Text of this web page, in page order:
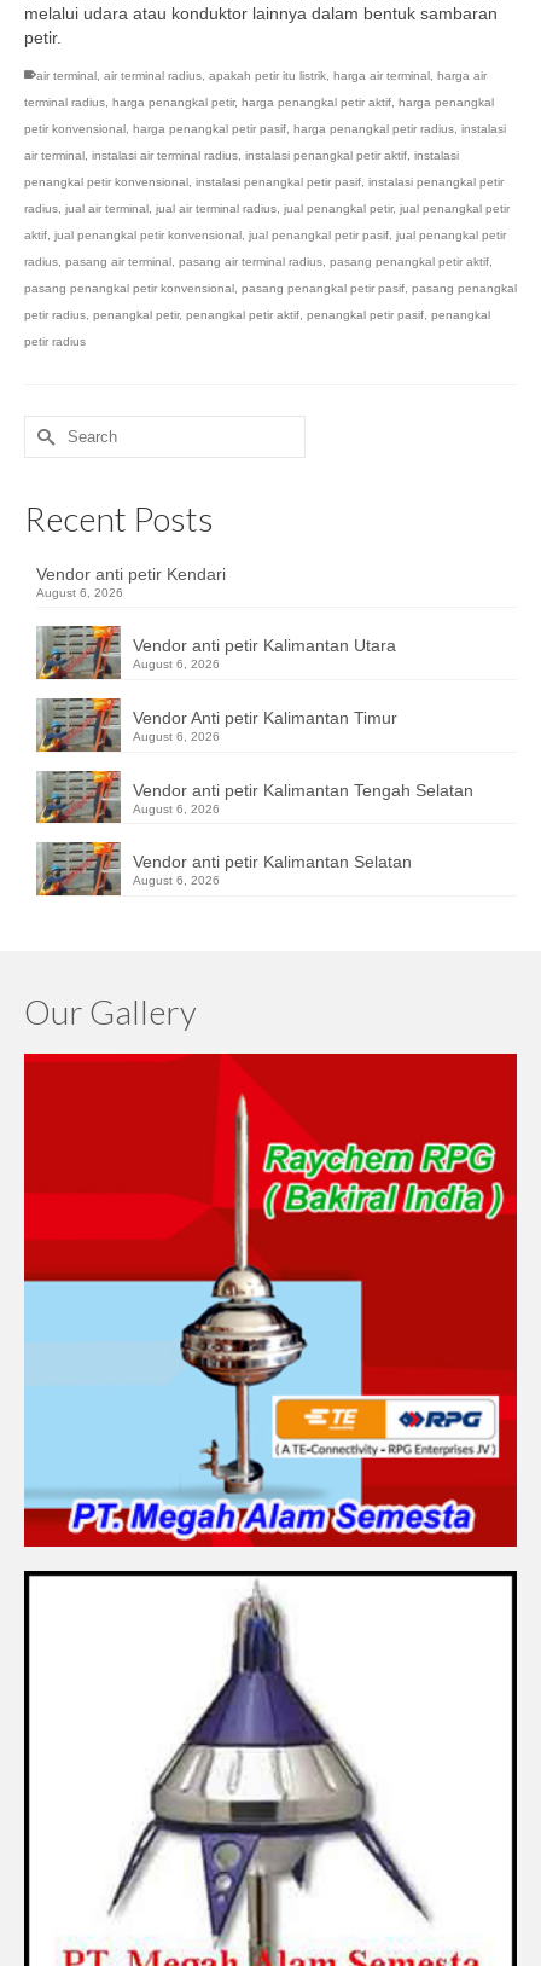
melalui udara atau konduktor lainnya dalam bentuk sambaran
petir.
air terminal air terminal radius apakah petir itu listrik harga air terminal harga air
terminal radius harga penangkal petir, harga penangkal petir aktif harga penangkal
petir konvensional harga penangkal petir pasif harga penangkal petir radius instalasi
air terminal instalasi air terminal radius instalasi penangkal petir aktif instalasi
penangkal petir konvensional instalasi penangkal petir pasif instalasi penangkal petir
radius jual air terminal jual air terminal radius jual penangkal petir, jual penangkal petir
aktif jual penangkal petir konvensional jual penangkal petir pasif jual penangkal petir
radius pasang air terminal pasang air terminal radius pasang penangkal petir aktif
pasang penangkal petir konvensional pasang penangkal petir pasif pasang penangkal
petir radius penangkal petir, penangkal petir aktif penangkal petir pasif penangkal
petir radius
Search
for:
Recent Posts
Vendor anti petir Kendari
August 6, 2026
Vendor anti petir Kalimantan Utara
August 6, 2026
Vendor Anti petir Kalimantan Timur
August 6, 2026
Vendor anti petir Kalimantan Tengah Selatan
August 6, 2026
Vendor anti petir Kalimantan Selatan
August 6, 2026
Our Gallery